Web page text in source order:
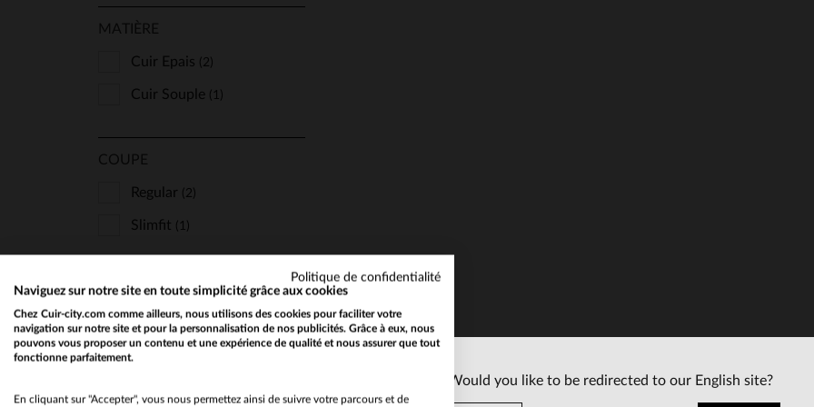
MATIÈRE
Cuir Epais (2)
Cuir Souple (1)
COUPE
Regular (2)
Slimfit (1)
TYPE
Col Chemise(3)
Teddy
Would you like to be redirected to our English site?
Politique de confidentialité
Naviguez sur notre site en toute simplicité grâce aux cookies
Chez Cuir-city.com comme ailleurs, nous utilisons des cookies pour faciliter votre
navigation sur notre site et pour la personnalisation de nos publicités. Grâce à eux, nous
pouvons vous proposer un contenu et une expérience de qualité et nous assurer que tout
fonctionne parfaitement.
En cliquant sur "Accepter", vous nous permettez ainsi de suivre votre parcours et de